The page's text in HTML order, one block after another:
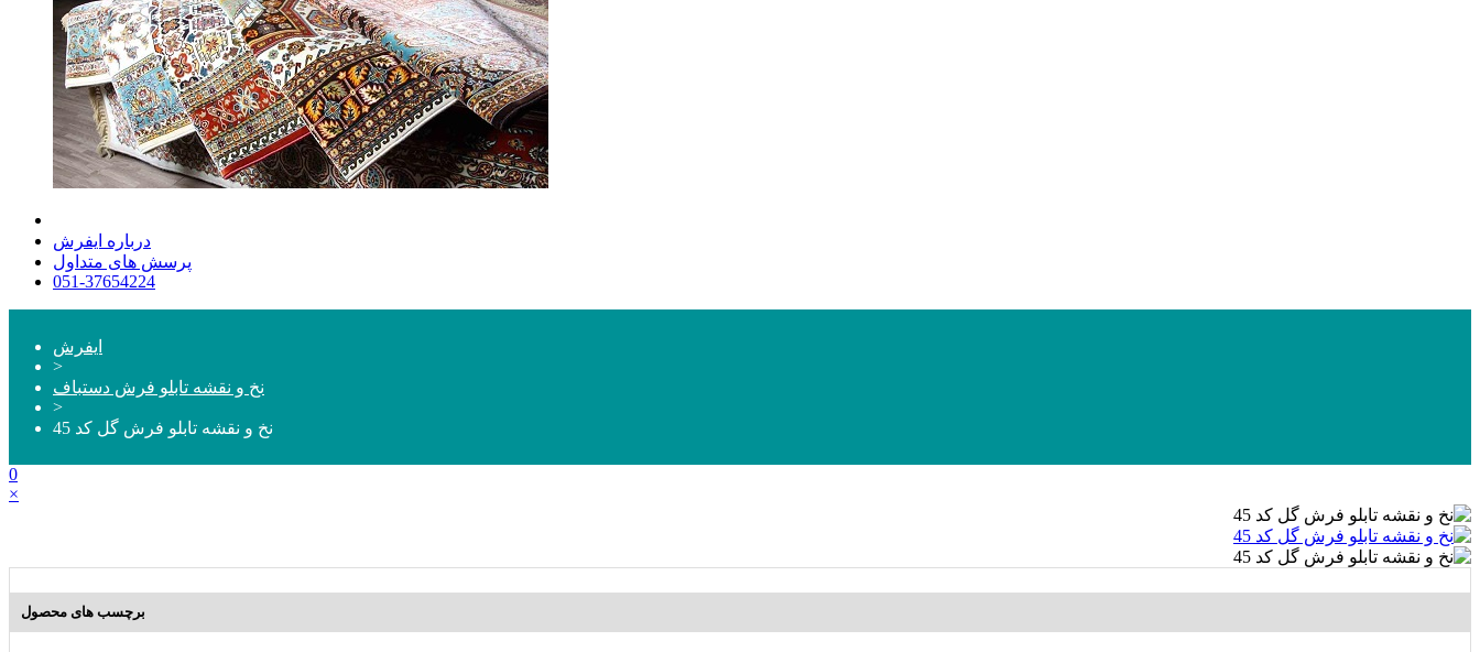
درباره ایفرش
پرسش های متداول
051-37654224
ایفرش
>
نخ و نقشه تابلو فرش دستباف
>
نخ و نقشه تابلو فرش گل کد 45
0
×
برچسب های محصول